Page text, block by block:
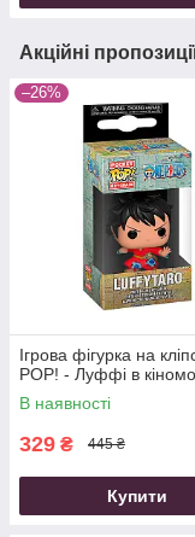
Акційні
–26%
Ігрова фігурка на
POP! - Луффі в кіномо
В наявності
329 ₴ 445 ₴
Купити